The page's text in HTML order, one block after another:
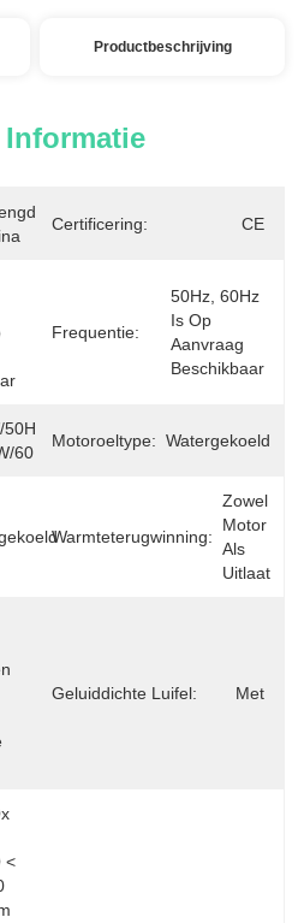
Productbeschrijving
Informatie
Certificering: CE
Frequentie:
50Hz, 60Hz
Is Op
Aanvraag
Beschikbaar
60Hz
Motoroeltype: Watergekoeld
Warmteterugwinning:
Zowel
Motor
Als
Uitlaat
Geluiddichte Luifel: Met
<